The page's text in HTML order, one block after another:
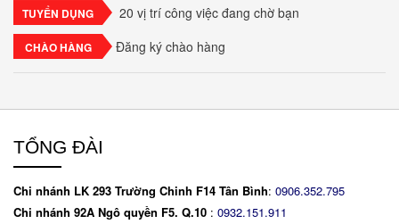
TUYỂN DỤNG 20 vị trí công việc đang chờ bạn
CHÀO HÀNG Đăng ký chào hàng
TỔNG ĐÀI
Chi nhánh LK 293 Trường Chinh F14 Tân Bình: 0906.352.795
Chi nhánh 92A Ngô quyền F5. Q.10 : 0932.151.911